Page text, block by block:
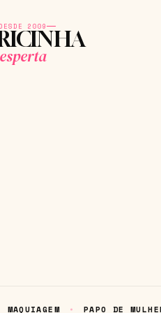
2009
esperta
MAQUIAGEM PAPO DE